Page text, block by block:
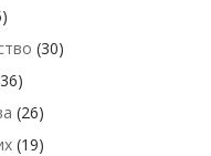
(30)
(26)
(19)